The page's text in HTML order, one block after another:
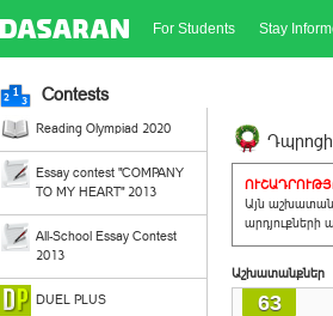
For Students Stay
Contests
Reading Olympiad 2020
Essay contest "COMPANY
TO MY HEART" 2013
All-School Essay Contest
2013
DUEL PLUS
Այն
արդյուքների
Աշխատանքներ
63